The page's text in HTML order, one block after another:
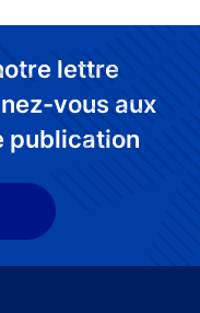
lettre
vous aux
publication